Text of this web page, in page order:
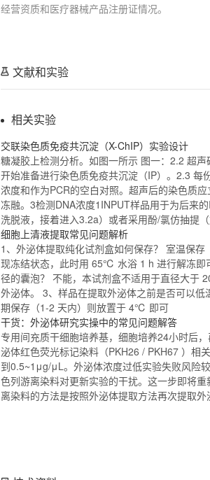
经营资质和医疗器械产品注册证情况。
文献和实验
相关实验
交联染色质免疫共沉淀（X-ChIP）实验设计
糖凝胶上检测分析。如图一所示 图一：2.2 超
开始准备进行染色质免疫共沉淀（IP）。2.3 每
浓度和作为PCR的空白对照。超声后的染色质
冻融。3检测DNA浓度1INPUT样品用于为后来
洗脱液，接着进入3.2a）或者采用酚/氯仿抽提
细胞上清液提取常见问题解析
1、外泌体提取纯化试剂盒如何保存？ 室温保
现冻结状态，此时用 65℃ 水浴 1 h 进行解冻即
径的囊泡？ 不能，本试剂盒不适用于直径大于
外泌体。 3、 样品在提取外泌体之前是否可以
期保存（1-2 天内）则放置于 4℃ 即可
干货：外泌体研究实操中的常见问题解答
专用间充质干细胞培养基，细胞培养24小时后
泌体红色荧光标记染料（PKH26 / PKH67 ）相
到0.5~1μg/μL。外泌体浓度过低实验失败风险
色列游离染料对更新实验的干扰。这一步即将
离染料的方法是按照外泌体提取方法再次提取